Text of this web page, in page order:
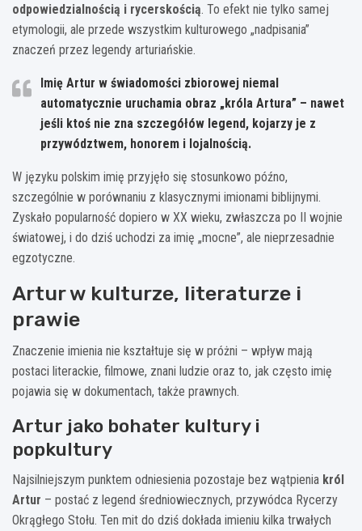
odpowiedzialnością i rycerskością. To efekt nie tylko samej
etymologii, ale przede wszystkim kulturowego „nadpisania”
znaczeń przez legendy arturiańskie.
Imię Artur w świadomości zbiorowej niemal
automatycznie uruchamia obraz „króla Artura” – nawet
jeśli ktoś nie zna szczegółów legend, kojarzy je z
przywództwem, honorem i lojalnością.
W języku polskim imię przyjęło się stosunkowo późno,
szczególnie w porównaniu z klasycznymi imionami biblijnymi.
Zyskało popularność dopiero w XX wieku, zwłaszcza po II wojnie
światowej, i do dziś uchodzi za imię „mocne”, ale nieprzesadnie
egzotyczne.
Artur w kulturze, literaturze i
prawie
Znaczenie imienia nie kształtuje się w próżni – wpływ mają
postaci literackie, filmowe, znani ludzie oraz to, jak często imię
pojawia się w dokumentach, także prawnych.
Artur jako bohater kultury i
popkultury
Najsilniejszym punktem odniesienia pozostaje bez wątpienia król
Artur – postać z legend średniowiecznych, przywódca Rycerzy
Okrągłego Stołu. Ten mit do dziś dokłada imieniu kilka trwałych